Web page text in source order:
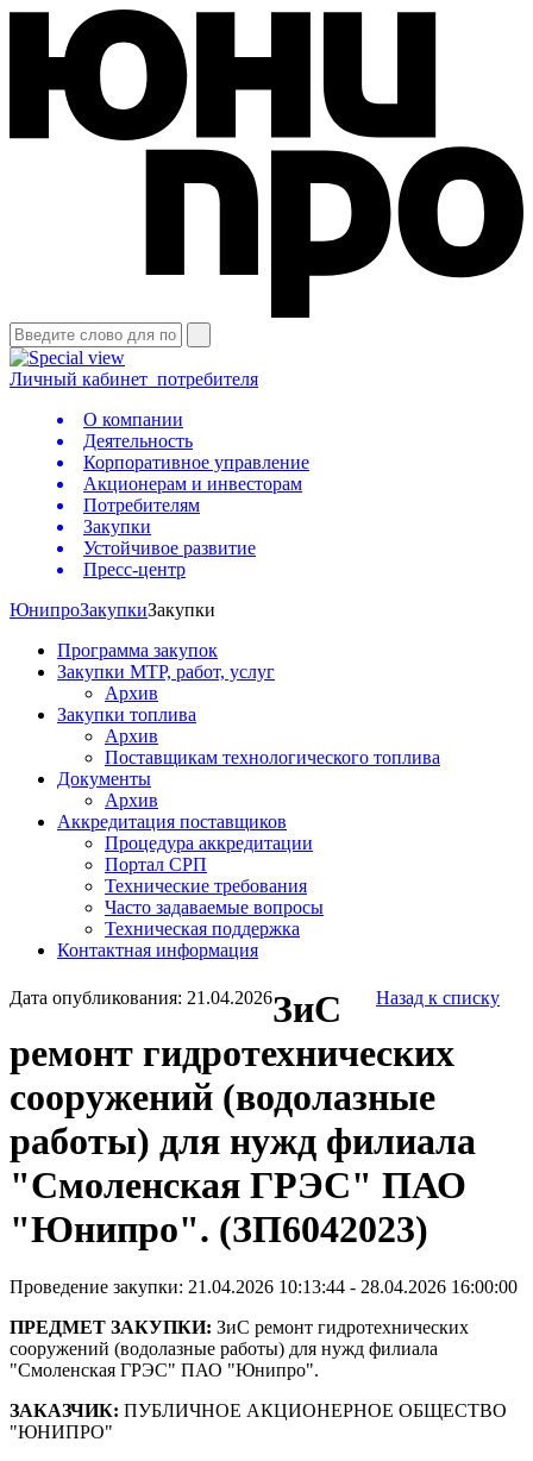
Личный кабинет потребителя
О компании
Деятельность
Корпоративное управление
Акционерам и инвесторам
Потребителям
Закупки
Устойчивое развитие
Пресс-центр
ЮнипроЗакупкиЗакупки
Программа закупок
Закупки МТР, работ, услуг
Архив
Закупки топлива
Архив
Поставщикам технологического топлива
Документы
Архив
Аккредитация поставщиков
Процедура аккредитации
Портал СРП
Технические требования
Часто задаваемые вопросы
Техническая поддержка
Контактная информация
Дата опубликования: 21.04.2026 Назад к списку
ЗиС
ремонт гидротехнических
сооружений (водолазные
работы) для нужд филиала
"Смоленская ГРЭС" ПАО
"Юнипро". (ЗП6042023)
Проведение закупки: 21.04.2026 10:13:44 - 28.04.2026 16:00:00
ПРЕДМЕТ ЗАКУПКИ: ЗиС ремонт гидротехнических
сооружений (водолазные работы) для нужд филиала
"Смоленская ГРЭС" ПАО "Юнипро".
ЗАКАЗЧИК: ПУБЛИЧНОЕ АКЦИОНЕРНОЕ ОБЩЕСТВО
"ЮНИПРО"